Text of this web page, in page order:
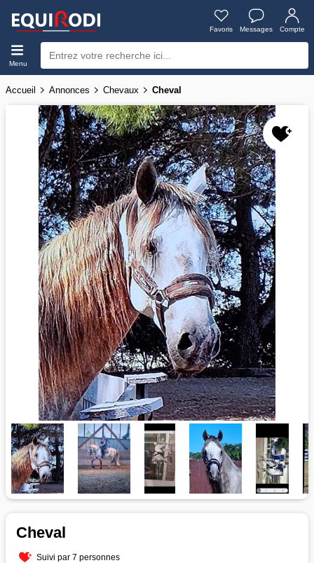
Favoris Messages Compte
Menu
Accueil Annonces Chevaux Cheval
Cheval
Suivi par 7 personnes